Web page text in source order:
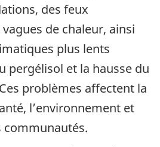
des feux
de chaleur, ainsi
plus lents
pergélisol et la hausse du
problèmes affectent la
l’environnement et
communautés.